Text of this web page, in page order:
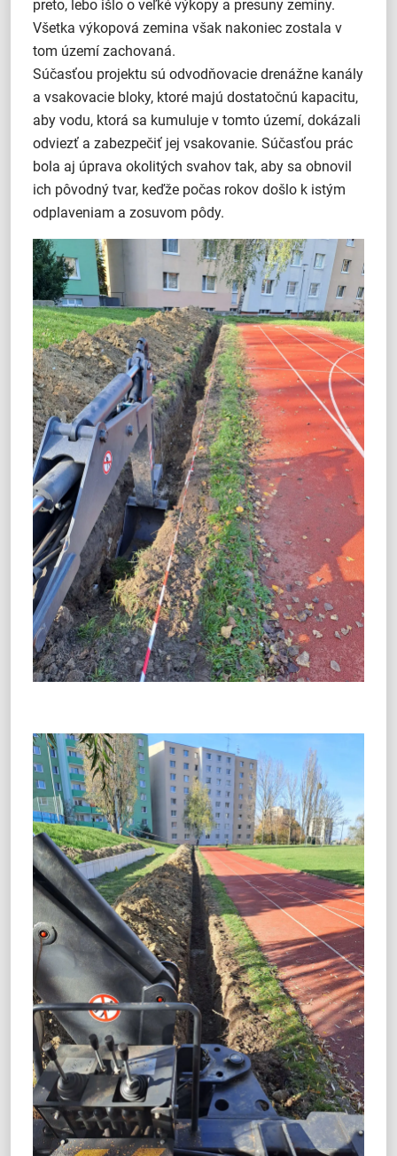
preto, lebo išlo o veľké výkopy a presuny zeminy.
Všetka výkopová zemina však nakoniec zostala v
tom území zachovaná.
Súčasťou projektu sú odvodňovacie drenážne kanály
a vsakovacie bloky, ktoré majú dostatočnú kapacitu,
aby vodu, ktorá sa kumuluje v tomto území, dokázali
odviezť a zabezpečiť jej vsakovanie. Súčasťou prác
bola aj úprava okolitých svahov tak, aby sa obnovil
ich pôvodný tvar, keďže počas rokov došlo k istým
odplaveniam a zosuvom pôdy.